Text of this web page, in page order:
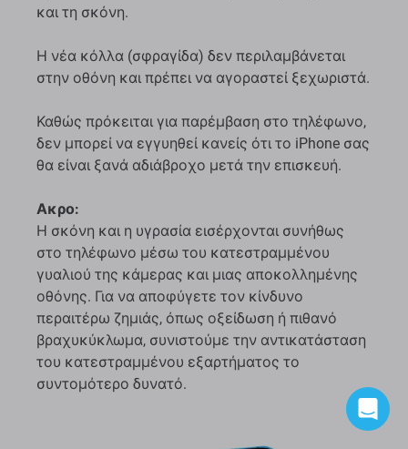
και τη σκόνη.
Η νέα κόλλα (σφραγίδα) δεν περιλαμβάνεται
στην οθόνη και πρέπει να αγοραστεί ξεχωριστά.
Καθώς πρόκειται για παρέμβαση στο τηλέφωνο,
δεν μπορεί να εγγυηθεί κανείς ότι το iPhone σας
θα είναι ξανά αδιάβροχο μετά την επισκευή.
Ακρο:
Η σκόνη και η υγρασία εισέρχονται συνήθως
στο τηλέφωνο μέσω του κατεστραμμένου
γυαλιού της κάμερας και μιας αποκολλημένης
οθόνης. Για να αποφύγετε τον κίνδυνο
περαιτέρω ζημιάς, όπως οξείδωση ή πιθανό
βραχυκύκλωμα, συνιστούμε την αντικατάσταση
του κατεστραμμένου εξαρτήματος το
συντομότερο δυνατό.